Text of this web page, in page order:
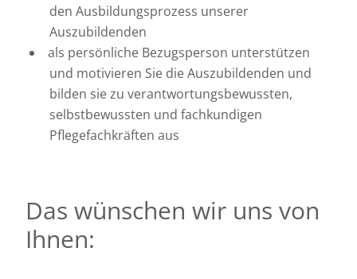
den Ausbildungsprozess unserer
Auszubildenden
als persönliche Bezugsperson unterstützen
und motivieren Sie die Auszubildenden und
bilden sie zu verantwortungsbewussten,
selbstbewussten und fachkundigen
Pflegefachkräften aus
Das wünschen wir uns von
Ihnen: